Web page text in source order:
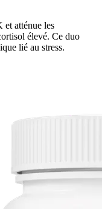
atténue les
élevé. Ce duo
lié au stress.